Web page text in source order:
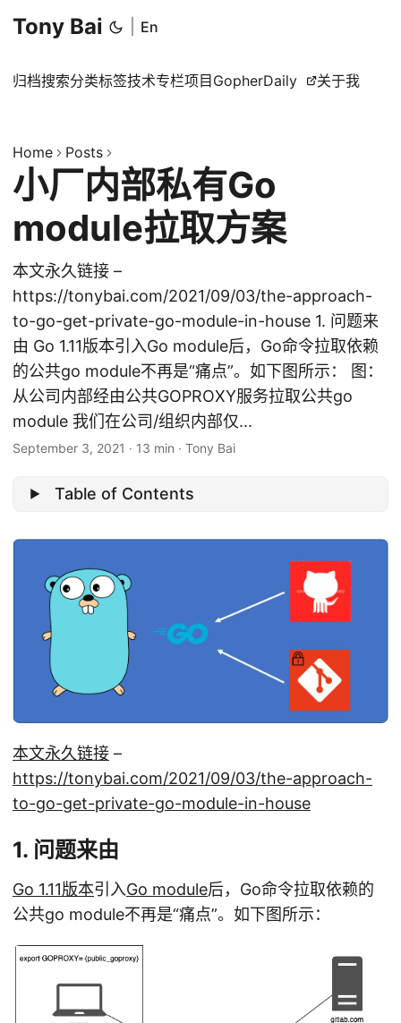
Tony Bai En
归档搜索分类标签技术专栏项目 GopherDaily 关于我
Home Posts
小厂内部私有Go
module拉取方案
本文永久链接 –
https://tonybai.com/2021/09/03/the-approach-
to-go-get-private-go-module-in-house 1. 问题来
由 Go 1.11版本引入Go module后，Go命令拉取依赖
的公共go module不再是“痛点”。如下图所示： 图：
从公司内部经由公共GOPROXY服务拉取公共go
module 我们在公司/组织内部仅...
September 3, 2021 · 13 min · Tony Bai
Table of Contents
本文永久链接 –
https://tonybai.com/2021/09/03/the-approach-
to-go-get-private-go-module-in-house
1. 问题来由
Go 1.11版本引入Go module后，Go命令拉取依赖的
公共go module不再是“痛点”。如下图所示：